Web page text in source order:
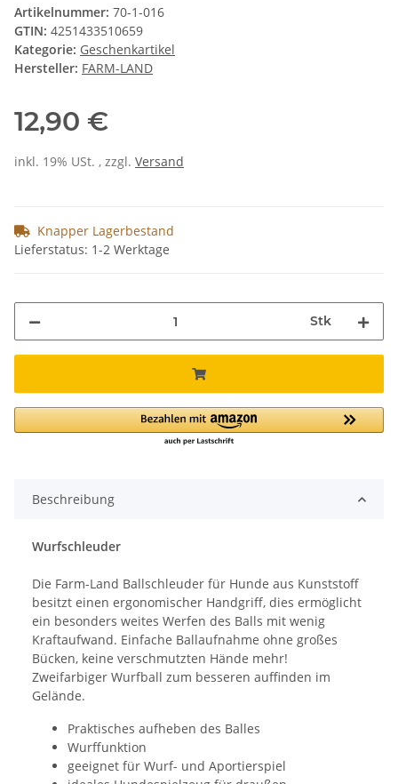
Artikelnummer: 70-1-016
GTIN: 4251433510659
Kategorie: Geschenkartikel
Hersteller: FARM-LAND
12,90 €
inkl. 19% USt. , zzgl. Versand
Knapper Lagerbestand
Lieferstatus: 1-2 Werktage
Stk
Beschreibung
Wurfschleuder
Die Farm-Land Ballschleuder für Hunde aus Kunststoff
besitzt einen ergonomischer Handgriff, dies ermöglicht
ein besonders weites Werfen des Balls mit wenig
Kraftaufwand. Einfache Ballaufnahme ohne großes
Bücken, keine verschmutzten Hände mehr!
Zweifarbiger Wurfball zum besseren auffinden im
Gelände.
Praktisches aufheben des Balles
Wurffunktion
geeignet für Wurf- und Aportierspiel